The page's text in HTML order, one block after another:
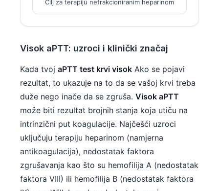
Cilj za terapiju nefrakcioniranim heparinom
Visok aPTT: uzroci i klinički značaj
Kada tvoj aPTT test krvi visok Ako se pojavi
rezultat, to ukazuje na to da se vašoj krvi treba
duže nego inače da se zgruša. Visok aPTT
može biti rezultat brojnih stanja koja utiču na
intrinzični put koagulacije. Najčešći uzroci
uključuju terapiju heparinom (namjerna
antikoagulacija), nedostatak faktora
zgrušavanja kao što su hemofilija A (nedostatak
faktora VIII) ili hemofilija B (nedostatak faktora